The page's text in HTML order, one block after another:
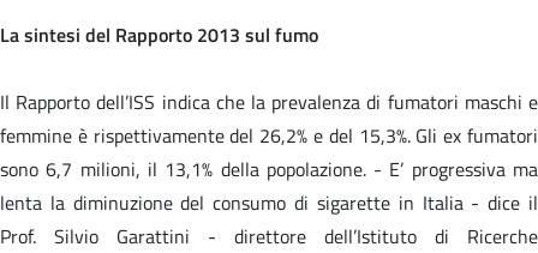
La sintesi del Rapporto 2013 sul fumo
Il Rapporto dell’ISS indica che la prevalenza di fumatori maschi e
femmine è rispettivamente del 26,2% e del 15,3%. Gli ex fumatori
sono 6,7 milioni, il 13,1% della popolazione. - E’ progressiva ma
lenta la diminuzione del consumo di sigarette in Italia - dice il
Prof. Silvio Garattini - direttore dell’Istituto di Ricerche